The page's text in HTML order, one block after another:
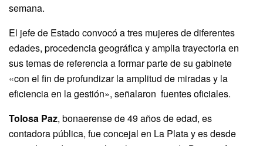
semana.
El jefe de Estado convocó a tres mujeres de diferentes
edades, procedencia geográfica y amplia trayectoria en
sus temas de referencia a formar parte de su gabinete
«con el fin de profundizar la amplitud de miradas y la
eficiencia en la gestión», señalaron fuentes oficiales.
Tolosa Paz, bonaerense de 49 años de edad, es
contadora pública, fue concejal en La Plata y es desde